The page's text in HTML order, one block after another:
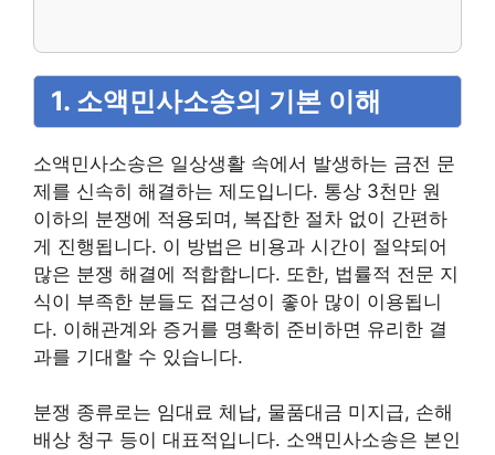
1. 소액민사소송의 기본 이해
소액민사소송은 일상생활 속에서 발생하는 금전 문
제를 신속히 해결하는 제도입니다. 통상 3천만 원
이하의 분쟁에 적용되며, 복잡한 절차 없이 간편하
게 진행됩니다. 이 방법은 비용과 시간이 절약되어
많은 분쟁 해결에 적합합니다. 또한, 법률적 전문 지
식이 부족한 분들도 접근성이 좋아 많이 이용됩니
다. 이해관계와 증거를 명확히 준비하면 유리한 결
과를 기대할 수 있습니다.
분쟁 종류로는 임대료 체납, 물품대금 미지급, 손해
배상 청구 등이 대표적입니다. 소액민사소송은 본인